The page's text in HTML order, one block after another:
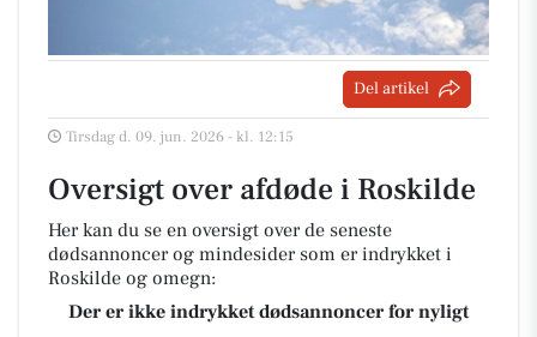
Del artikel
Tirsdag d. 09. jun. 2026 - kl. 12:15
Oversigt over afdøde i Roskilde
Her kan du se en oversigt over de seneste
dødsannoncer og mindesider som er indrykket i
Roskilde og omegn:
Der er ikke indrykket dødsannoncer for nyligt